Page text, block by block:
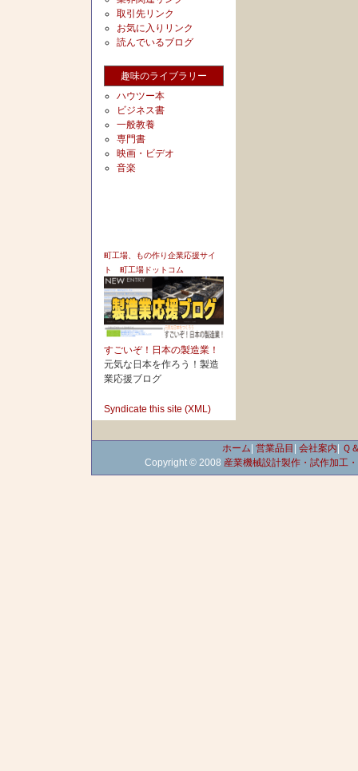
取引先リンク
お気に入りリンク
読んでいるブログ
趣味のライブラリー
ハウツー本
ビジネス書
一般教養
専門書
映画・ビデオ
音楽
町工場、もの作り企業応援サイ
ト 町工場ドットコム
すごいぞ！日本の製造業！
元気な日本を作ろう！製造
業応援ブログ
Syndicate this site (XML)
ホーム 営業品目 会社案内
Ｑ
Copyright © 2008 産業機械設計製作・試作加工